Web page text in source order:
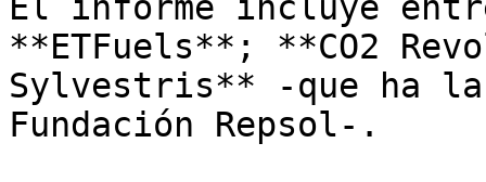
**ETFuels**; **CO2
Sylvestris** -que ha
Fundación Repsol-.